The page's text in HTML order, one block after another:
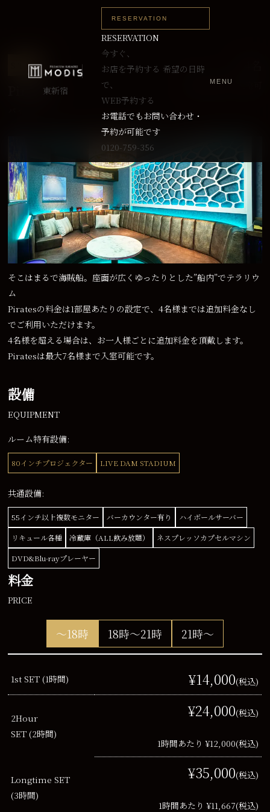
東新宿
RESERVATION
RESERVATION
今すぐ、
お店を予約する 希望の日時
で、
WEB予約する
お電話でもお問い合わせ・
予約が可能です
0120-759-356
MENU
S TYPE
Pirates 最大7名まで入室可
そこはまるで海賊船。座面が広くゆったりとした”船内”でテラリウ
ム
Piratesの料金は1部屋あたりの設定で、4名様までは追加料金なし
でご利用いただけます。
4名様を超える場合は、お一人様ごとに追加料金を頂戴します。
Piratesは最大7名様まで入室可能です。
設備
EQUIPMENT
ルーム特有設備:
80インチプロジェクター LIVE DAM STADIUM
共通設備:
55インチ以上複数モニター バーカウンター有り
ハイボールサーバー
リキュール各種
冷蔵庫（ALL飲み放題）
ネスプレッソカプセルマシン
DVD&Blu-rayプレーヤー
料金
PRICE
～18時 18時～21時 21時～
1st SET (1時間) ¥14,000(税込)
2Hour
SET (2時間)
¥24,000(税込)
1時間あたり ¥12,000(税込)
Longtime SET
(3時間)
¥35,000(税込)
1時間あたり ¥11,667(税込)